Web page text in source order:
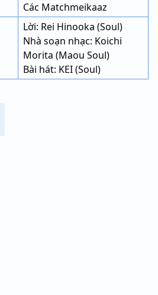
Các Matchmeikaaz
Lời: Rei Hinooka (Soul)
Nhà soạn nhạc: Koichi
Morita (Maou Soul)
Bài hát: KEI (Soul)